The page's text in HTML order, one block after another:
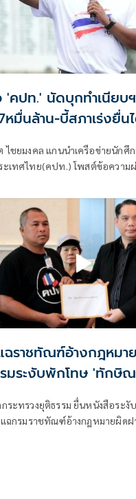
'คปท.' นัดบุกทำเนียบ
หมื่นล้าน-บี้สภาเร่งยื่น
ไชยมงคล แกนนำเครือข่ายนักศึ
เทศไทย(คปท.) โพสต์ข้อความ
ฉราชทัณฑ์อ้างกฎหมา
มระงับพักโทษ 'ทักษิ
ระทรวงยุติธรรม ยื่นหนังสือระงั
ฉกรมราชทัณฑ์อ้างกฎหมายผิดฝ